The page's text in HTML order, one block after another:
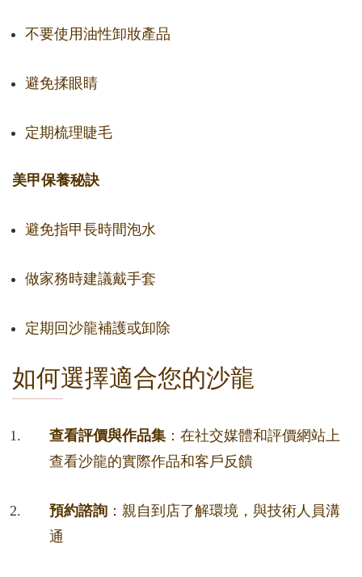
不要使用油性卸妝產品
避免揉眼睛
定期梳理睫毛
美甲保養秘訣
避免指甲長時間泡水
做家務時建議戴手套
定期回沙龍補護或卸除
如何選擇適合您的沙龍
查看評價與作品集 ：在社交媒體和評價網站上
查看沙龍的實際作品和客戶反饋
預約諮詢 ：親自到店了解環境，與技術人員溝
通